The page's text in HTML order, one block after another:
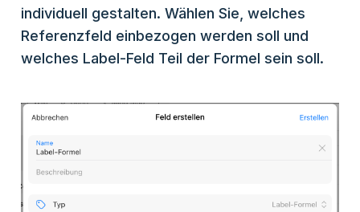
individuell gestalten. Wählen Sie, welches
Referenzfeld einbezogen werden soll und
welches Label-Feld Teil der Formel sein soll.